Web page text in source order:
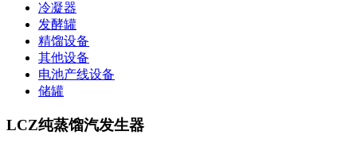
冷凝器
发酵罐
精馏设备
其他设备
电池产线设备
储罐
LCZ纯蒸馏汽发生器